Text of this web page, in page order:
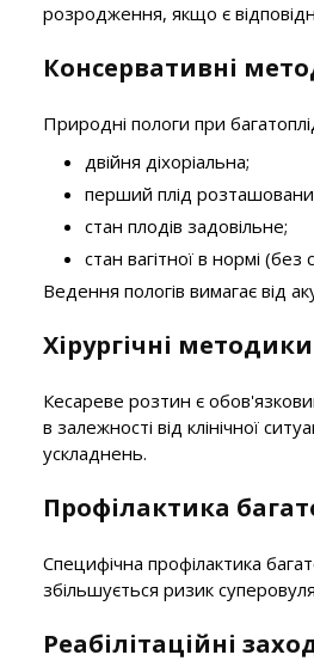
розродження, якщо є
Консервативні
Природні пологи при
двійня діхоріальна;
перший плід
стан плодів задовільне;
стан вагітної в нормі
Ведення пологів вимагає від
Хірургічні
Кесареве розтин є
в залежності від клінічної
ускладнень.
Профілактика
Специфічна профілактика
збільшується ризик
Реабілітаційні